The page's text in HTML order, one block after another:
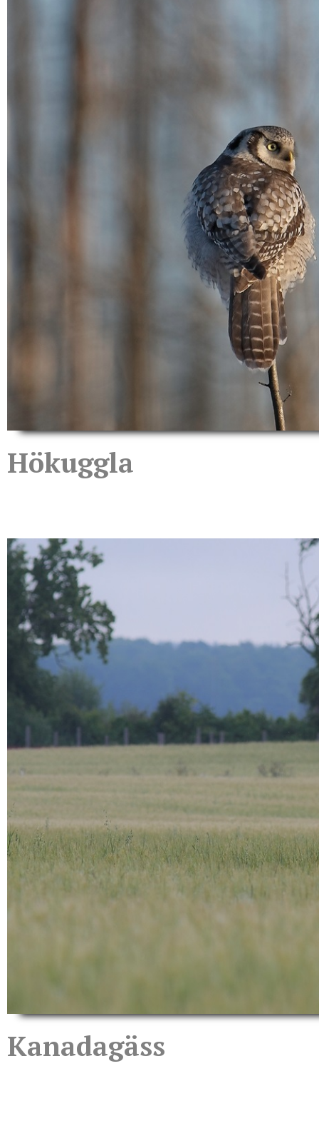
Hökuggla
Kanadagäss